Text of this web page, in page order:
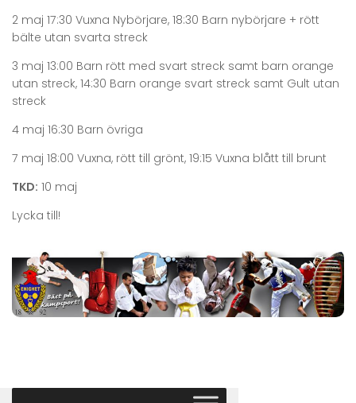
2 maj 17:30 Vuxna Nybörjare, 18:30 Barn nybörjare + rött
bälte utan svarta streck
3 maj 13:00 Barn rött med svart streck samt barn orange
utan streck, 14:30 Barn orange svart streck samt Gult utan
streck
4 maj 16:30 Barn övriga
7 maj 18:00 Vuxna, rött till grönt, 19:15 Vuxna blått till brunt
TKD: 10 maj
Lycka till!